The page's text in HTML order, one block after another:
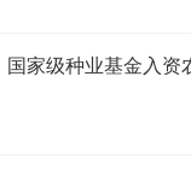
国家级种业基金入资